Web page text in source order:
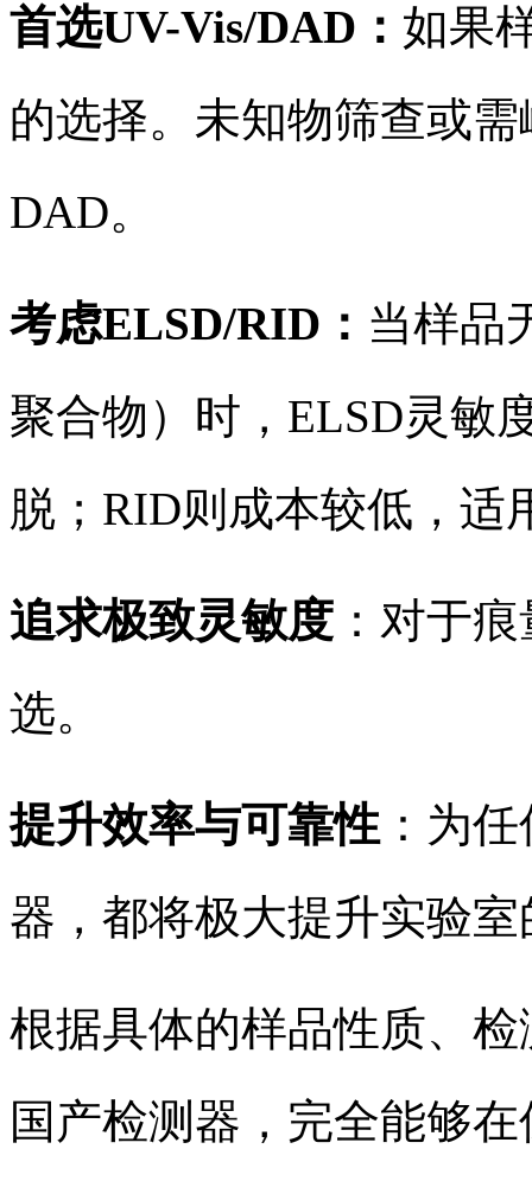
首选UV-Vis/DAD： 如果
的选择。未知物筛查或
DAD。
考虑ELSD/RID： 当样品
聚合物）时，ELSD灵敏
脱；RID则成本较低，适
追求极致灵敏度 ：对于
选。
提升效率与可靠性 ：为
器，都将极大提升实验
根据具体的样品性质、
国产检测器，完全能够